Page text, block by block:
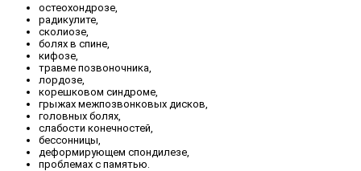
остеохондрозе,
радикулите,
сколиозе,
болях в спине,
кифозе,
травме позвоночника,
лордозе,
корешковом синдроме,
грыжах межпозвонковых дисков,
головных болях,
слабости конечностей,
бессонницы,
деформирующем спондилезе,
проблемах с памятью.